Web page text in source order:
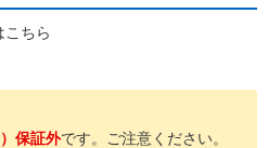
こちら
保証外です。ご注意ください。